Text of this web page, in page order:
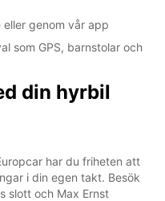
genom vår app
som GPS, barnstolar och
din hyrbil
har du friheten att
i din egen takt. Besök
slott och Max Ernst